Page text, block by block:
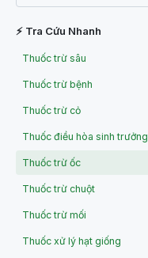
⚡ Tra Cứu Nhanh
Thuốc trừ sâu
Thuốc trừ bệnh
Thuốc trừ cỏ
Thuốc điều hòa sinh trưởng
Thuốc trừ ốc
Thuốc trừ chuột
Thuốc trừ mối
Thuốc xử lý hạt giống